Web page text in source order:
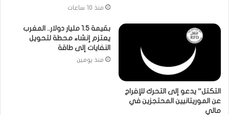
منذ 10 ساعات
التكتل” يدعو إلى التحرك للإفراج
عن الموريتانيين المحتجزين في
مالي
بقيمة 1.5 مليار دولار.. المغرب
يعتزم إنشاء محطة لتحويل
النفايات إلى طاقة
منذ يومين